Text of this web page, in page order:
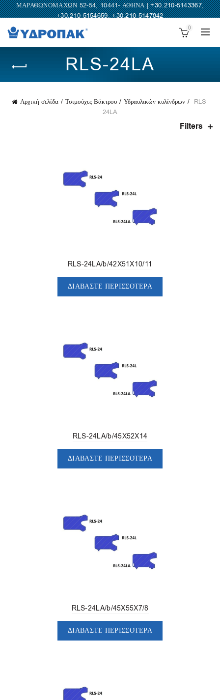
ΜΑΡΑΘΩΝΟΜΑΧΩΝ 52-54, 10441- ΑΘΗΝΑ |+30.210-5143367,
+30.210-5154659,+30.210-5147842
0
RLS-24LA
Αρχική σελίδα Τσιμούχες Βάκτρου Υδραυλικών κυλίνδρων
RLS-
24LA
Filters
RLS-24LA/b/42X51X10/11
ΔΙΑΒΆΣΤΕ ΠΕΡΙΣΣΌΤΕΡΑ
RLS-24LA/b/45X52X14
ΔΙΑΒΆΣΤΕ ΠΕΡΙΣΣΌΤΕΡΑ
RLS-24LA/b/45X55X7/8
ΔΙΑΒΆΣΤΕ ΠΕΡΙΣΣΌΤΕΡΑ